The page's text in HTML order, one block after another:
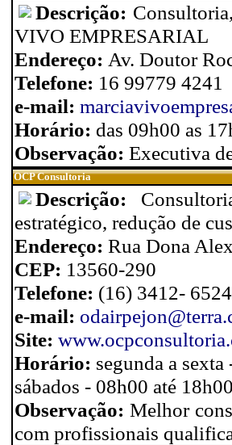
Descrição:
VIVO EMPRESARIAL
Endereço: Av. Doutor
Telefone: 16 99779 4241
e-mail:
Horário: das 09h00 as
Observação: Executiva
OCP Consultoria
Descrição:
estratégico, redução de
Endereço: Rua Dona
CEP: 13560-290
Telefone: (16) 3412-
e-mail:
Site:
Horário: segunda a
sábados - 08h00 até
Observação:Melhor
com profissionais